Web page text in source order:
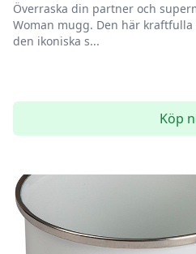
Överraska din partner och
Woman mugg. Den här
den ikoniska s...
Köp